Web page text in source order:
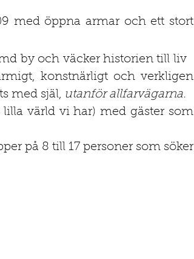
med öppna armar och ett stort
by och väcker historien till liv
konstnärligt och verkligen
med själ, utanför allfarvägarna.
värld vi har) med gäster som
på 8 till 17 personer som söker